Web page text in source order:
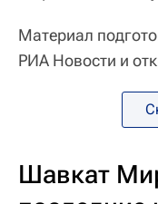
Материал
РИА Новости и
Шавкат